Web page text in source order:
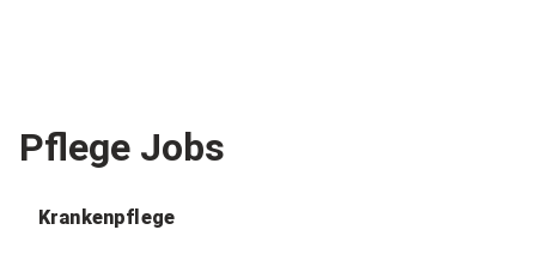
Pflege Jobs
Krankenpflege